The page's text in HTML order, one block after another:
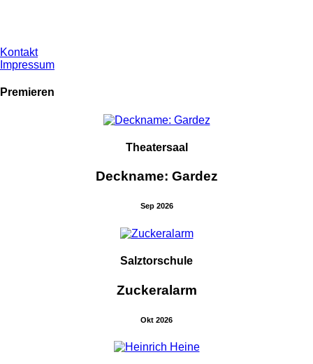
Kontakt
Impressum
Premieren
Theatersaal
Deckname: Gardez
Sep 2026
Salztorschule
Zuckeralarm
Okt 2026